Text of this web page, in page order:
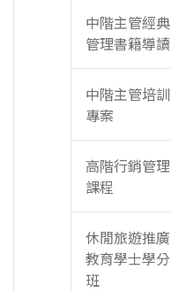
中階主管經典
管理書籍導讀
中階主管培訓
專案
高階行銷管理
課程
休閒旅遊推廣
教育學士學分
班